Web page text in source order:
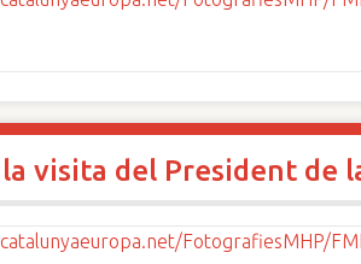
visita del President de